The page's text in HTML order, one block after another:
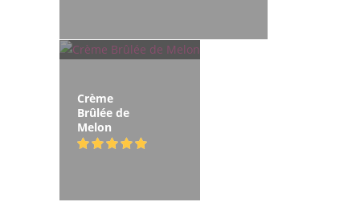
Crème
Brûlée de
Melon